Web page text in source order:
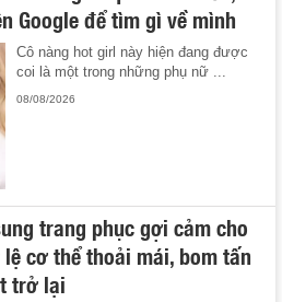
Google để tìm gì về mình
Cô nàng hot girl này hiện đang được
coi là một trong những phụ nữ ...
08/08/2026
trang phục gợi cảm cho
cơ thể thoải mái, bom tấn
trở lại